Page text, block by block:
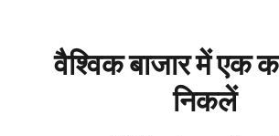
वैश्विक बाजार में एक
निकलें